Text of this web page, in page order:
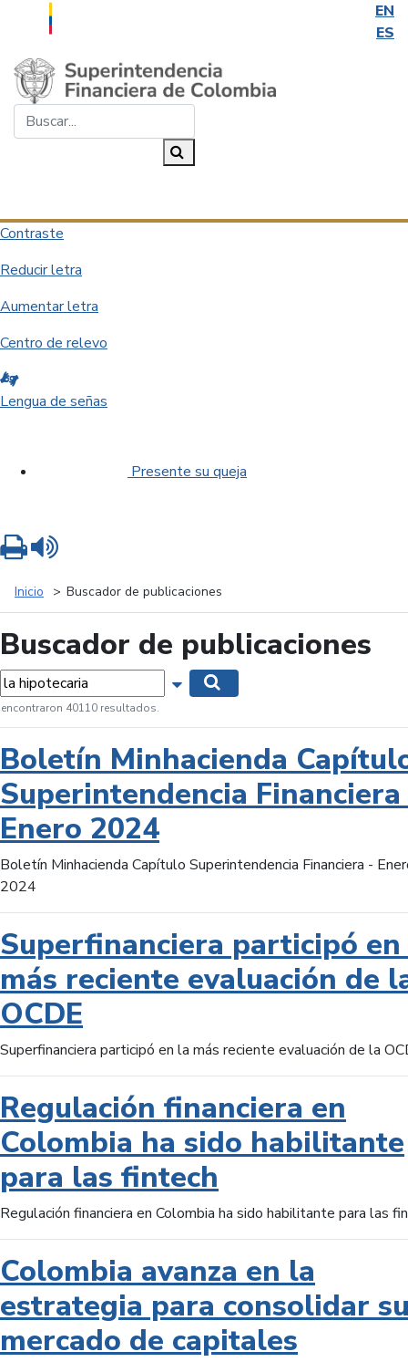
EN
ES
Saltar al contenido principal
Contraste
Reducir letra
Aumentar letra
Centro de relevo
Lengua de señas
Presente su queja
Inicio Buscador de publicaciones
Buscador de publicaciones
Mostrar opciones de búsqueda
encontraron 40110 resultados.
Boletín Minhacienda
Superintendencia
Enero 2024
Boletín Minhacienda Capítulo Superintendencia Financiera -
2024
Superfinanciera participó
más reciente evaluación de
OCDE
Superfinanciera participó en la más reciente evaluación de la
Regulación financiera en
Colombia ha sido habilitante
para las fintech
Regulación financiera en Colombia ha sido habilitante para las
Colombia avanza en la
estrategia para consolidar
mercado de capitales
Imprimir